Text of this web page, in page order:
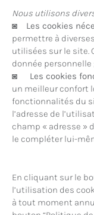
Nous utilisons
◙ Les cookies
permettre à
utilisées sur le site.
donnée personnelle
◙ Les cookies
un meilleur confort
fonctionnalités du
l’adresse de
champ « adresse »
le compléter lui-
En cliquant sur le
l’utilisation des
à tout moment